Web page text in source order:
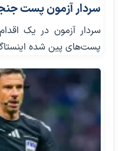
سردار آزمون پست
سردار آزمون در یک
پست‌های پین شده